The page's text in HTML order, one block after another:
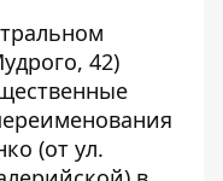
42)
(от ул.